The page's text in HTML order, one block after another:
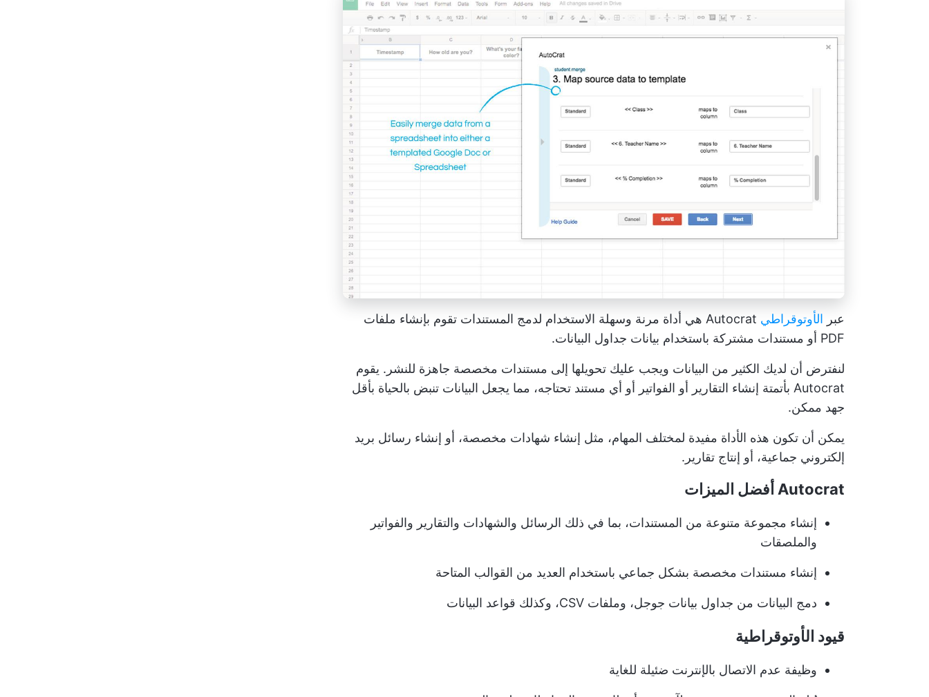
عبر الأوتوقراطي
Autocrat هي أداة مرنة وسهلة الاستخدام لدمج المستندات تقوم بإنشاء ملفات
PDF أو مستندات مشتركة باستخدام بيانات جداول البيانات.
لنفترض أن لديك الكثير من البيانات ويجب عليك تحويلها إلى مستندات مخصصة جاهزة للنشر. يقوم
Autocrat بأتمتة إنشاء التقارير أو الفواتير أو أي مستند تحتاجه، مما يجعل البيانات تنبض بالحياة بأقل
جهد ممكن.
يمكن أن تكون هذه الأداة مفيدة لمختلف المهام، مثل إنشاء شهادات مخصصة، أو إنشاء رسائل بريد
إلكتروني جماعية، أو إنتاج تقارير.
Autocrat أفضل الميزات
إنشاء مجموعة متنوعة من المستندات، بما في ذلك الرسائل والشهادات والتقارير والفواتير
والملصقات
إنشاء مستندات مخصصة بشكل جماعي باستخدام العديد من القوالب المتاحة
دمج البيانات من جداول بيانات جوجل، وملفات CSV، وكذلك قواعد البيانات
قيود الأوتوقراطية
وظيفة عدم الاتصال بالإنترنت ضئيلة للغاية